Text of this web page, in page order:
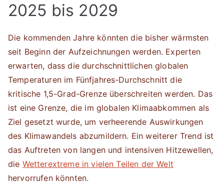
2025 bis 2029
Die kommenden Jahre könnten die bisher wärmsten
seit Beginn der Aufzeichnungen werden. Experten
erwarten, dass die durchschnittlichen globalen
Temperaturen im Fünfjahres-Durchschnitt die
kritische 1,5-Grad-Grenze überschreiten werden. Das
ist eine Grenze, die im globalen Klimaabkommen als
Ziel gesetzt wurde, um verheerende Auswirkungen
des Klimawandels abzumildern. Ein weiterer Trend ist
das Auftreten von langen und intensiven Hitzewellen,
die Wetterextreme in vielen Teilen der Welt
hervorrufen könnten.